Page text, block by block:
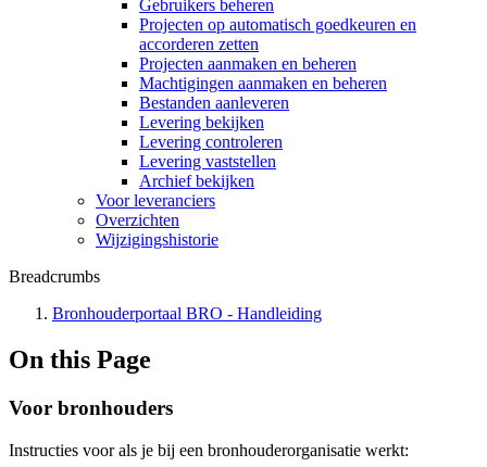
Gebruikers beheren
Projecten op automatisch goedkeuren en
accorderen zetten
Projecten aanmaken en beheren
Machtigingen aanmaken en beheren
Bestanden aanleveren
Levering bekijken
Levering controleren
Levering vaststellen
Archief bekijken
Voor leveranciers
Overzichten
Wijzigingshistorie
Breadcrumbs
Bronhouderportaal BRO - Handleiding
On this Page
Voor bronhouders
Instructies voor als je bij een bronhouderorganisatie werkt: